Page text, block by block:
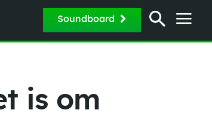
Soundboard
is om